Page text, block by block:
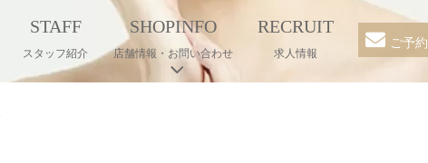
STAFF
スタッフ紹介
SHOPINFO
店舗情報・お問い合わせ
RECRUIT
求人情報
ご予約